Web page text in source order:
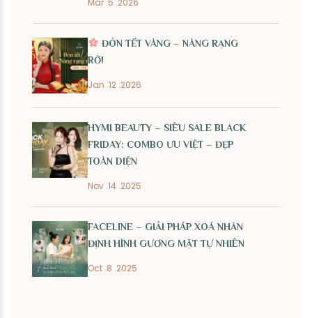
Mar .5 .2026
ĐÓN TẾT VÀNG – NÀNG RẠNG
RỠ!
Jan .12 .2026
HYMI BEAUTY – SIÊU SALE BLACK
FRIDAY: COMBO ƯU VIỆT – ĐẸP
TOÀN DIỆN
Nov .14 .2025
FACELINE – GIẢI PHÁP XOÁ NHĂN
ĐỊNH HÌNH GƯƠNG MẶT TỰ NHIÊN
Oct .8 .2025